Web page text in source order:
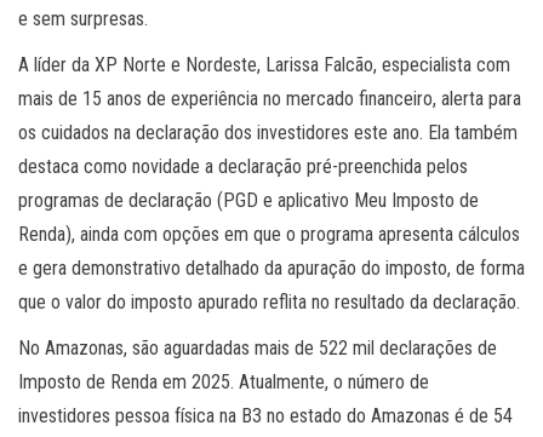
e sem surpresas.
A líder da XP Norte e Nordeste, Larissa Falcão, especialista com
mais de 15 anos de experiência no mercado financeiro, alerta para
os cuidados na declaração dos investidores este ano. Ela também
destaca como novidade a declaração pré-preenchida pelos
programas de declaração (PGD e aplicativo Meu Imposto de
Renda), ainda com opções em que o programa apresenta cálculos
e gera demonstrativo detalhado da apuração do imposto, de forma
que o valor do imposto apurado reflita no resultado da declaração.
No Amazonas, são aguardadas mais de 522 mil declarações de
Imposto de Renda em 2025. Atualmente, o número de
investidores pessoa física na B3 no estado do Amazonas é de 54